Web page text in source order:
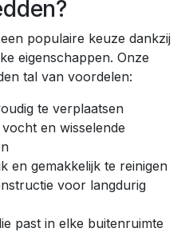
populaire keuze dankzij
eigenschappen. Onze
tal van voordelen:
te verplaatsen
en wisselende
en gemakkelijk te reinigen
voor langdurig
past in elke buitenruimte